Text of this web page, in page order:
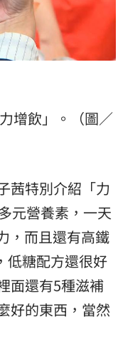
增飲」。（圖／
茜特別介紹「力
元營養素，一天
，而且還有高鐵
低糖配方還很好
面還有5種滋補
好的東西，當然